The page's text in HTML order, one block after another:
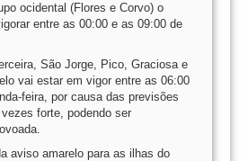
ocidental (Flores e Corvo) o
entre as 00:00 e as 09:00 de
São Jorge, Pico, Graciosa e
vai estar em vigor entre as 06:00
feira, por causa das previsões
forte, podendo ser
aviso amarelo para as ilhas do